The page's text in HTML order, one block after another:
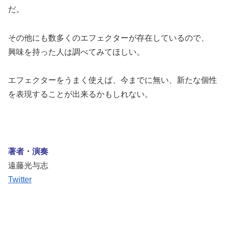
だ。
その他にも数多くのエフェクターが存在しているので、
興味を持った人は調べてみてほしい。
エフェクターをうまく使えば、今までに無い、新たな個性
を表現することが出来るかもしれない。
著者・演奏
遠藤光与志
Twitter